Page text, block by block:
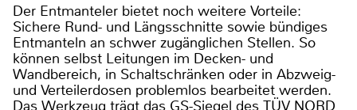
Der Entmanteler bietet noch weitere Vorteile:
Sichere Rund- und Längsschnitte sowie bündiges
Entmanteln an schwer zugänglichen Stellen. So
können selbst Leitungen im Decken- und
Wandbereich, in Schaltschränken oder in Abzweig-
und Verteilerdosen problemlos bearbeitet werden.
Das Werkzeug trägt das GS-Siegel des TÜV NORD